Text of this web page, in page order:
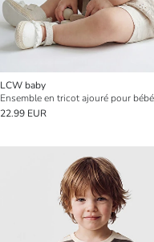
LCW baby
Ensemble en tricot ajouré pour
22.99 EUR